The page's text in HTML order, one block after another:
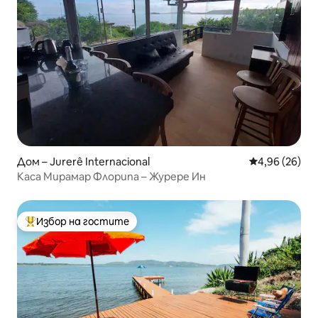
Дом – Jurerê Internacional Средна
4,96 (26)
Каса Мирамар Флорипа – Журере Ин
Най-популярен избор на гостите
Избор на гостите